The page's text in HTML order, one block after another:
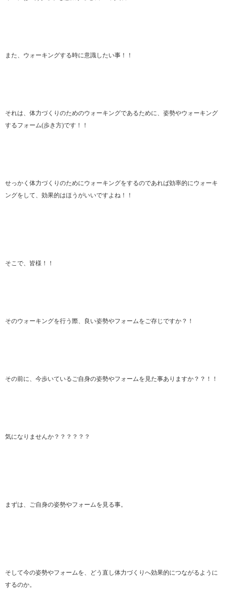
また、ウォーキングする時に意識したい事！！
それは、体力づくりのためのウォーキングであるために、姿勢やウォーキング
するフォーム(歩き方)です！！
せっかく体力づくりのためにウォーキングをするのであれば効率的にウォーキ
ングをして、効果的はほうがいいですよね！！
そこで、皆様！！
そのウォーキングを行う際、良い姿勢やフォームをご存じですか？！
その前に、今歩いているご自身の姿勢やフォームを見た事ありますか？？！！
気になりませんか？？？？？？
まずは、ご自身の姿勢やフォームを見る事。
そして今の姿勢やフォームを、どう直し体力づくりへ効果的につながるように
するのか。